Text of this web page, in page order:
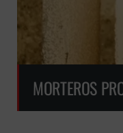
MORTEROS